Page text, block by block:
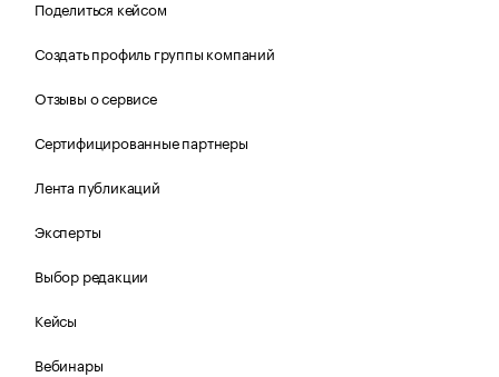
Поделиться кейсом
Создать профиль группы компаний
Отзывы о сервисе
Сертифицированные партнеры
Лента публикаций
Эксперты
Выбор редакции
Кейсы
Вебинары